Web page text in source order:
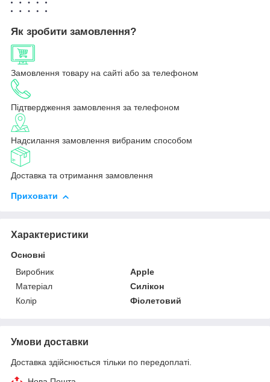
Як зробити замовлення?
Замовлення товару на сайті або за телефоном
Підтвердження замовлення за телефоном
Надсилання замовлення вибраним способом
Доставка та отримання замовлення
Приховати
Характеристики
Основні
Виробник
Apple
Матеріал
Силікон
Колір
Фіолетовий
Умови доставки
Доставка здійснюється тільки по передоплаті.